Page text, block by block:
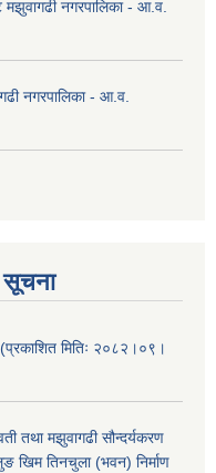
मझुवागढी नगरपालिका - आ.व.
नगरपालिका - आ.व.
सूचना
मितिः २०८२।०९।
तथा मझुवागढी सौन्दर्यकरण
खिम तिनचुला (भवन) निर्माण